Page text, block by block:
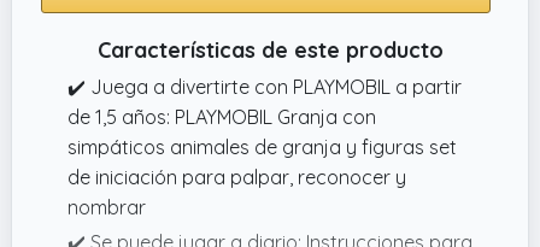
Características de este producto
✔️ Juega a divertirte con PLAYMOBIL a partir
de 1,5 años: PLAYMOBIL Granja con
simpáticos animales de granja y figuras set
de iniciación para palpar, reconocer y
nombrar
✔️ Se puede jugar a diario: Instrucciones para